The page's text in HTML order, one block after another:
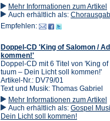
Mehr Informationen zum Artikel
Auch erhältlich als:
Empfehlen:
Doppel-CD 'King of Salomon /
kommen!'
Doppel-CD mit 6 Titel von 'King
tuum – Dein Licht soll kommen!'
Artikel-Nr.: DV79/01
Text und Musik: Thomas Gabriel
Mehr Informationen zum Artikel
Auch erhältlich als: Gospel
Dein Licht soll kommen!